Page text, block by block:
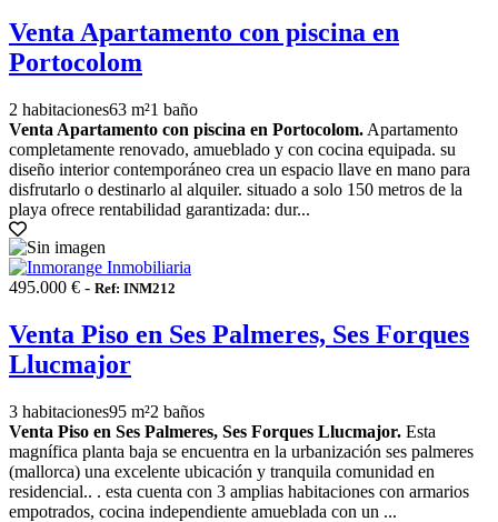
Venta Apartamento con piscina en
Portocolom
2 habitaciones63 m²1 baño
Venta Apartamento con piscina en Portocolom. Apartamento
completamente renovado, amueblado y con cocina equipada. su
diseño interior contemporáneo crea un espacio llave en mano para
disfrutarlo o destinarlo al alquiler. situado a solo 150 metros de la
playa ofrece rentabilidad garantizada: dur...
495.000 € - Ref: INM212
Venta Piso en Ses Palmeres, Ses Forques
Llucmajor
3 habitaciones95 m²2 baños
Venta Piso en Ses Palmeres, Ses Forques Llucmajor. Esta
magnífica planta baja se encuentra en la urbanización ses palmeres
(mallorca) una excelente ubicación y tranquila comunidad en
residencial.. . esta cuenta con 3 amplias habitaciones con armarios
empotrados, cocina independiente amueblada con un ...